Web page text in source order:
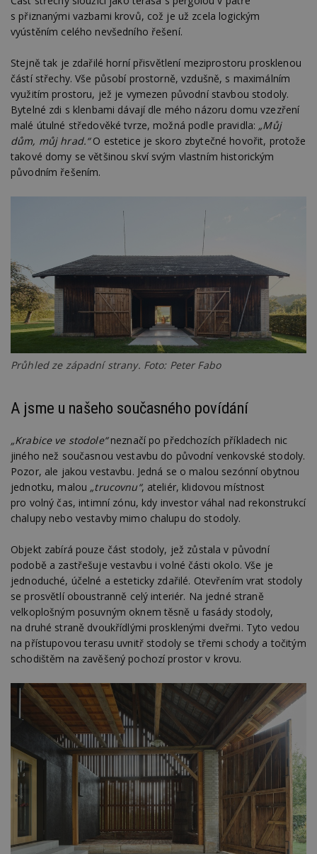
s přiznanými vazbami krovů, což je už zcela logickým
vyústěním celého nevšedního řešení.
Stejně tak je zdařilé horní přisvětlení meziprostoru prosklenou
částí střechy. Vše působí prostorně, vzdušně, s maximálním
využitím prostoru, jež je vymezen původní stavbou stodoly.
Bytelné zdi s klenbami dávají dle mého názoru domu vzezření
malé útulné středověké tvrze, možná podle pravidla: „Můj
dům, můj hrad.“O estetice je skoro zbytečné hovořit, protože
takové domy se většinou skví svým vlastním historickým
původním řešením.
Průhled ze západní strany. Foto: Peter Fabo
A jsme u našeho současného povídání
„Krabice ve stodole“neznačí po předchozích příkladech nic
jiného než současnou vestavbu do původní venkovské stodoly.
Pozor, ale jakou vestavbu. Jedná se o malou sezónní obytnou
jednotku, malou „trucovnu“, ateliér, klidovou místnost
pro volný čas, intimní zónu, kdy investor váhal nad rekonstrukcí
chalupy nebo vestavby mimo chalupu do stodoly.
Objekt zabírá pouze část stodoly, jež zůstala v původní
podobě a zastřešuje vestavbu i volné části okolo. Vše je
jednoduché, účelné a esteticky zdařilé. Otevřením vrat stodoly
se prosvětlí oboustranně celý interiér. Na jedné straně
velkoplošným posuvným oknem těsně u fasády stodoly,
na druhé straně dvoukřídlými prosklenými dveřmi. Tyto vedou
na přístupovou terasu uvnitř stodoly se třemi schody a točitým
schodištěm na zavěšený pochozí prostor v krovu.